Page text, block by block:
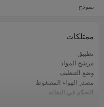
نموذج
ممتلكات
تطبيق
مرشح المواد
وضع التنظيف
مصدر الهواء المضغوط
التحكم في النفاثة